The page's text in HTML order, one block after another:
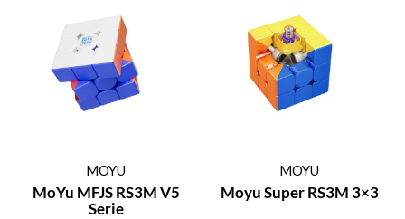
MOYU
MoYu MFJS RS3M V5
Serie
MOYU
Moyu Super RS3M 3×3